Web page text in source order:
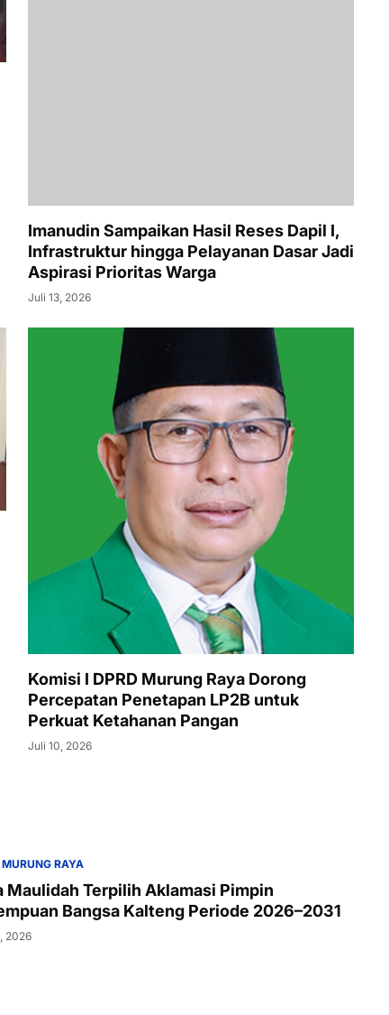
Imanudin Sampaikan Hasil Reses Dapil I,
Infrastruktur hingga Pelayanan Dasar Jadi
Aspirasi Prioritas Warga
Juli 13, 2026
Komisi I DPRD Murung Raya Dorong
Percepatan Penetapan LP2B untuk
Perkuat Ketahanan Pangan
Juli 10, 2026
RAYA
Maulidah Terpilih Aklamasi Pimpin
Bangsa Kalteng Periode 2026–2031
2026